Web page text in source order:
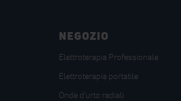
NEGOZIO
Elettroterapia Professionale
Elettroterapia portatile
Onde d'urto radiali